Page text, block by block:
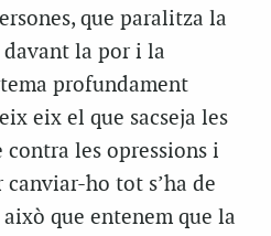
que paralitza la
la por i la
profundament
eix el que sacseja les
contra les opressions i
ho tot s’ha de
que entenem que la